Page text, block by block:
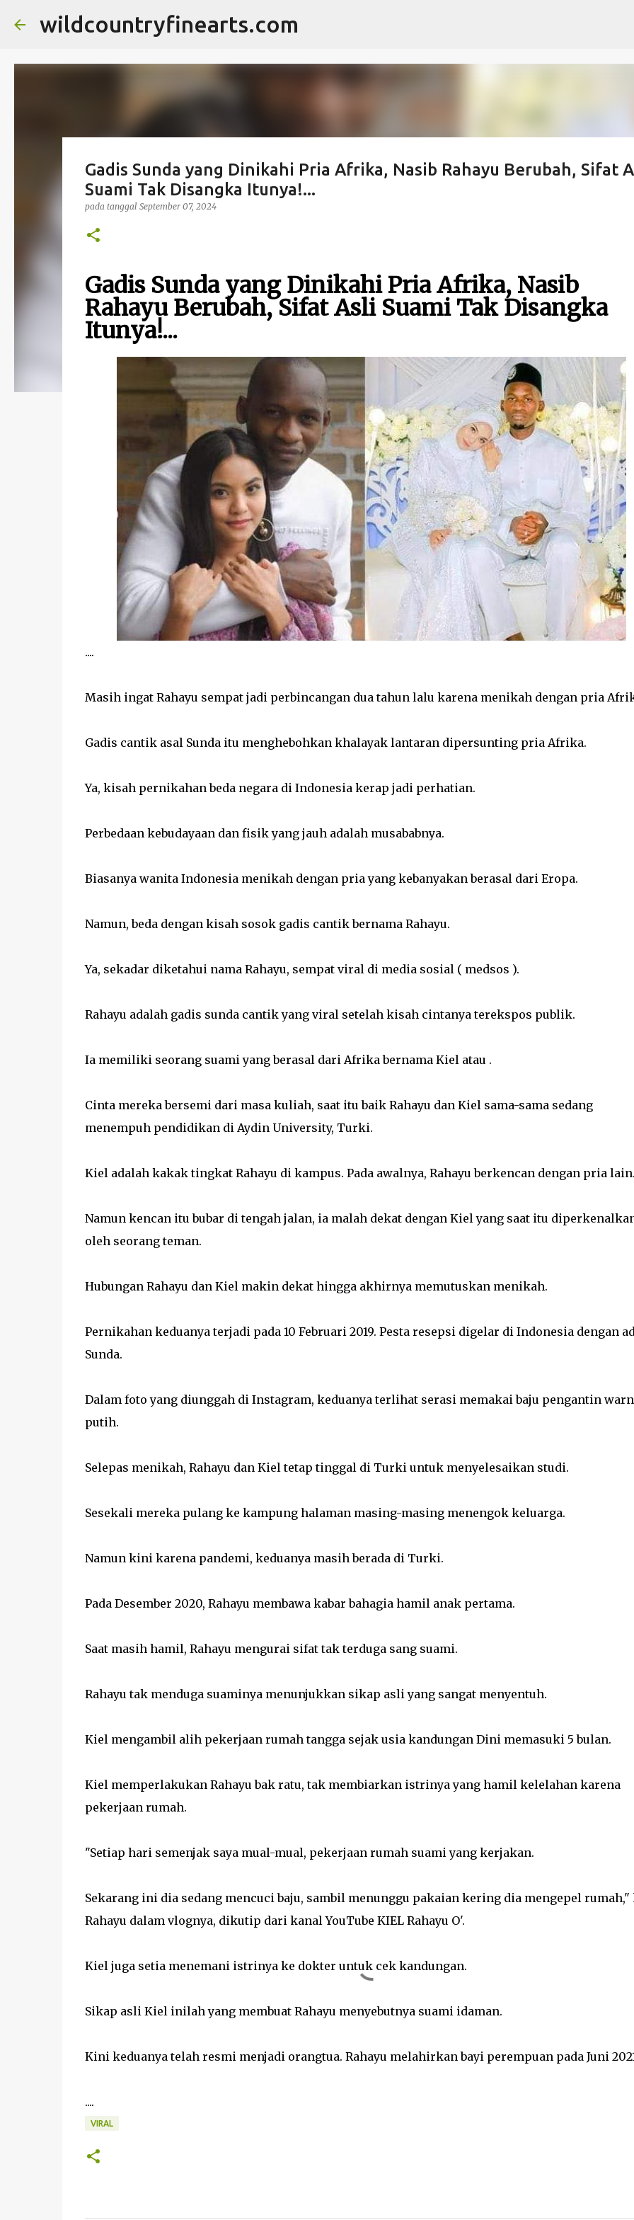
wildcountryfinearts.com
Gadis Sunda yang Dinikahi Pria Afrika, Nasib Rahayu Berubah, Sifat
Suami Tak Disangka Itunya!...
pada tanggal September 07, 2024
Gadis Sunda yang Dinikahi Pria Afrika, Nasib
Rahayu Berubah, Sifat Asli Suami Tak Disangka
Itunya!...
....
Masih ingat Rahayu sempat jadi perbincangan dua tahun lalu karena menikah dengan pria
Gadis cantik asal Sunda itu menghebohkan khalayak lantaran dipersunting pria Afrika.
Ya, kisah pernikahan beda negara di Indonesia kerap jadi perhatian.
Perbedaan kebudayaan dan fisik yang jauh adalah musababnya.
Biasanya wanita Indonesia menikah dengan pria yang kebanyakan berasal dari Eropa.
Namun, beda dengan kisah sosok gadis cantik bernama Rahayu.
Ya, sekadar diketahui nama Rahayu, sempat viral di media sosial ( medsos ).
Rahayu adalah gadis sunda cantik yang viral setelah kisah cintanya terekspos publik.
Ia memiliki seorang suami yang berasal dari Afrika bernama Kiel atau .
Cinta mereka bersemi dari masa kuliah, saat itu baik Rahayu dan Kiel sama-sama sedang
menempuh pendidikan di Aydin University, Turki.
Kiel adalah kakak tingkat Rahayu di kampus. Pada awalnya, Rahayu berkencan dengan pria
Namun kencan itu bubar di tengah jalan, ia malah dekat dengan Kiel yang saat itu
oleh seorang teman.
Hubungan Rahayu dan Kiel makin dekat hingga akhirnya memutuskan menikah.
Pernikahan keduanya terjadi pada 10 Februari 2019. Pesta resepsi digelar di Indonesia dengan
Sunda.
Dalam foto yang diunggah di Instagram, keduanya terlihat serasi memakai baju pengantin
putih.
Selepas menikah, Rahayu dan Kiel tetap tinggal di Turki untuk menyelesaikan studi.
Sesekali mereka pulang ke kampung halaman masing-masing menengok keluarga.
Namun kini karena pandemi, keduanya masih berada di Turki.
Pada Desember 2020, Rahayu membawa kabar bahagia hamil anak pertama.
Saat masih hamil, Rahayu mengurai sifat tak terduga sang suami.
Rahayu tak menduga suaminya menunjukkan sikap asli yang sangat menyentuh.
Kiel mengambil alih pekerjaan rumah tangga sejak usia kandungan Dini memasuki 5 bulan.
Kiel memperlakukan Rahayu bak ratu, tak membiarkan istrinya yang hamil kelelahan karena
pekerjaan rumah.
"Setiap hari semenjak saya mual-mual, pekerjaan rumah suami yang kerjakan.
Sekarang ini dia sedang mencuci baju, sambil menunggu pakaian kering dia mengepel rumah,"
Rahayu dalam vlognya, dikutip dari kanal YouTube KIEL Rahayu O'.
Kiel juga setia menemani istrinya ke dokter untuk cek kandungan.
Sikap asli Kiel inilah yang membuat Rahayu menyebutnya suami idaman.
Kini keduanya telah resmi menjadi orangtua. Rahayu melahirkan bayi perempuan pada Juni
....
VIRAL